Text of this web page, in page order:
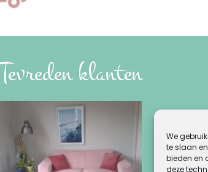
We
te slaan
bieden en
deze
klanten